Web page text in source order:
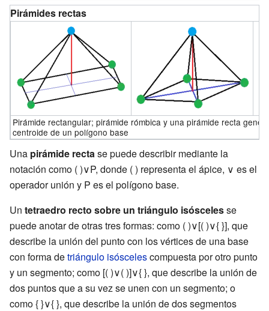
Pirámides rectas
Pirámide rectangular; pirámide rómbica y una pirámide recta
centroide de un polígono base
Una pirámide recta se puede describir mediante la
notación como ()∨P, donde () representa el ápice, ∨ es el
operador unión y P es el polígono base.
Un tetraedro recto sobre un triángulo isóscelesse
puede anotar de otras tres formas: como ()∨[()∨{}], que
describe la unión del punto con los vértices de una base
con forma detriángulo isóscelescompuesta por otro punto
y un segmento; como [()∨()]∨{}, que describe la unión de
dos puntos que a su vez se unen con un segmento; o
como {}∨{}, que describe la unión de dos segmentos